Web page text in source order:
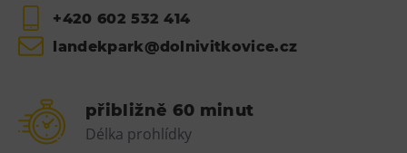
+420 602 532 414
landekpark@dolnivitkovice.cz
přibližně 60 minut
Délka prohlídky